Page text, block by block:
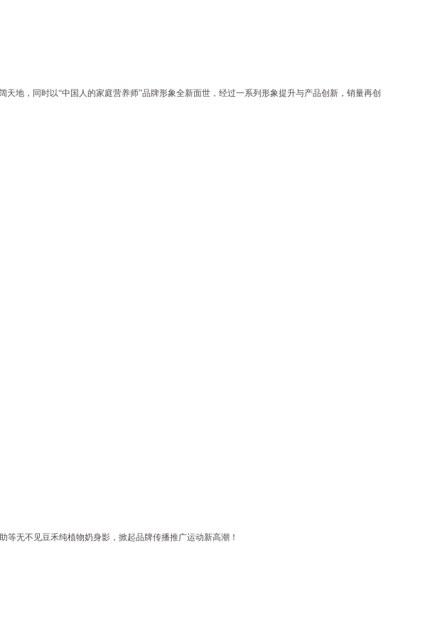
，同时以“中国人的家庭营养师”品牌形象全新面世，经过一系列形象提升与产品创新，销量再创
无不见豆禾纯植物奶身影，掀起品牌传播推广运动新高潮！